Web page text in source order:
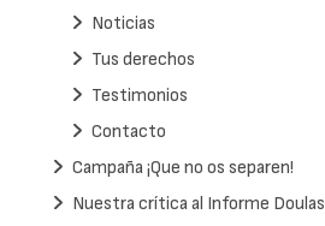
Noticias
Tus derechos
Testimonios
Contacto
Campaña ¡Que no os separen!
Nuestra crítica al Informe Doulas